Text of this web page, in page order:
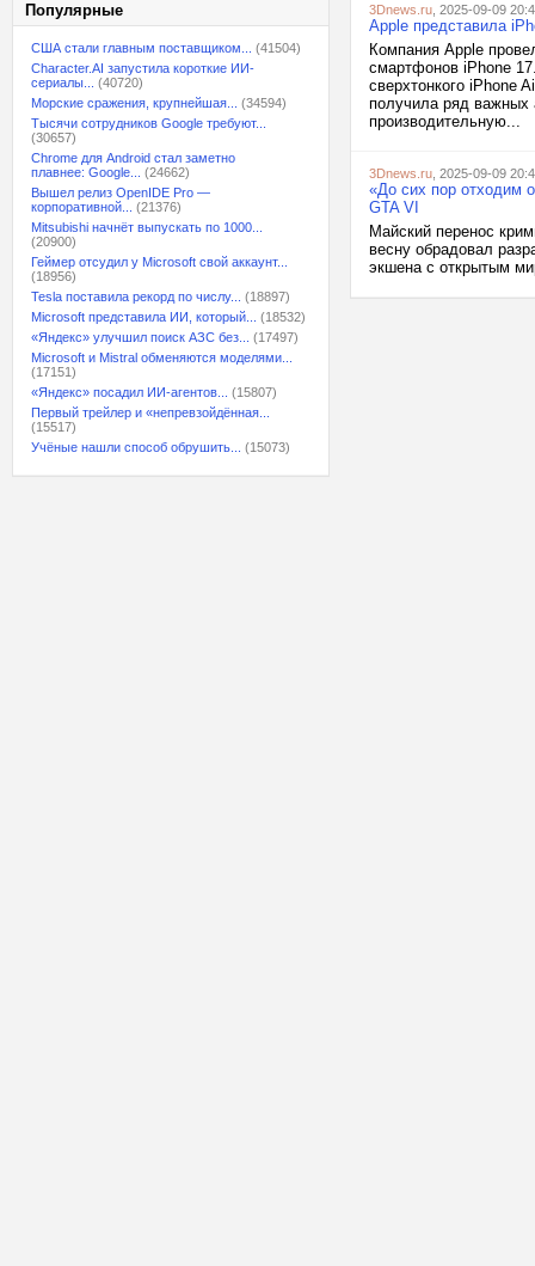
Популярные
США стали главным поставщиком...
(41504)
Character.AI запустила короткие ИИ-
сериалы...
(40720)
Морские сражения, крупнейшая...
(34594)
Тысячи сотрудников Google требуют...
(30657)
Chrome для Android стал заметно
плавнее: Google...
(24662)
Вышел релиз OpenIDE Pro —
корпоративной...
(21376)
Mitsubishi начнёт выпускать по 1000...
(20900)
Геймер отсудил у Microsoft свой аккаунт...
(18956)
Tesla поставила рекорд по числу...
(18897)
Microsoft представила ИИ, который...
(18532)
«Яндекс» улучшил поиск АЗС без...
(17497)
Microsoft и Mistral обменяются моделями...
(17151)
«Яндекс» посадил ИИ-агентов...
(15807)
Первый трейлер и «непревзойдённая...
(15517)
Учёные нашли способ обрушить...
(15073)
3Dnews.ru , 2025-09-09
Apple представила
Компания Apple
смартфонов iPhone
сверхтонкого iPhone
получила ряд важных
производительную...
3Dnews.ru , 2025-09-09
«До сих пор отходим
GTA VI
Майский перенос
весну обрадовал
экшена с открытым